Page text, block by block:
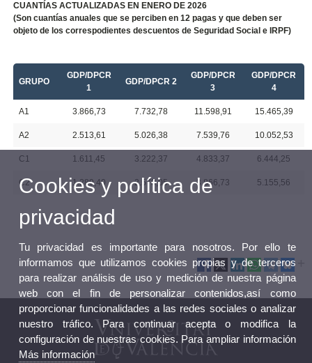
CUANTÍAS ACTUALIZADAS EN ENERO DE 2026
(Son cuantías anuales que se perciben en 12 pagas y que deben ser
objeto de los correspodientes descuentos de Seguridad Social e IRPF)
GRUPO
GDP/DPCR
1
GDP/DPCR 2
GDP/DPCR
3
GDP/DPCR
4
A1 3.866,73 7.732,78 11.598,91 15.465,39
A2 2.513,61 5.026,38 7.539,76 10.052,53
C1 1.611,45 3.222,37 4.833,37 6.444,25
C2 1.289,40 2.578,05 3.866,73 5.155,56
Cookies y política de
privacidad
Tu privacidad es importante para nosotros. Por ello te
informamos que utilizamos cookies propias y de terceros
para realizar análisis de uso y medición de nuestra página
web con el fin de personalizar contenidos,así como
proporcionar funcionalidades a las redes sociales o analizar
nuestro tráfico. Para continuar acepta o modifica la
configuración de nuestras cookies. Para ampliar información
Más información